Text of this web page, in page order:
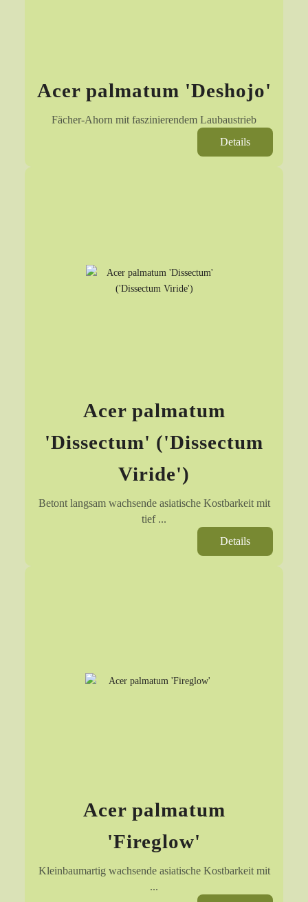
Acer palmatum 'Deshojo'
Fächer-Ahorn mit faszinierendem Laubaustrieb
Details
Acer palmatum
'Dissectum' ('Dissectum
Viride')
Betont langsam wachsende asiatische Kostbarkeit mit
tief ...
Details
Acer palmatum
'Fireglow'
Kleinbaumartig wachsende asiatische Kostbarkeit mit
...